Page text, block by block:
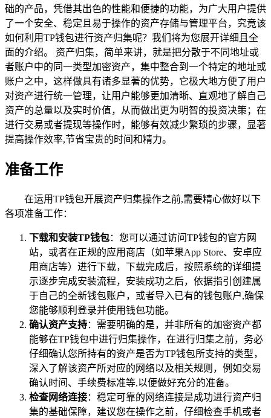
础的产品，凭借其出色的性能和便捷的功能，为广大用户提供
了一个安全、稳定且易于操作的资产存储与管理平台，究竟该
如何利用TP钱包进行资产归集呢？我们将为您展开详细且全
面的介绍。 资产归集，简单来讲，就是把分散于不同地址或
者账户中的同一类型加密资产，集中整合到一个特定的地址或
账户之中，这样做具有诸多显著的优势，它极大地方便了用户
对资产进行统一管理，让用户能够更加清晰、直观地了解自己
资产的总量以及实时价值，从而做出更为明智的投资决策；在
进行交易或者提现等操作时，能够有效减少繁琐的步骤，显著
提高操作效率,节省宝贵的时间和精力。
准备工作
在运用TP钱包开展资产归集操作之前,需要精心做好以下
各项准备工作：
下载和安装TP钱包：您可以通过访问TP钱包的官方网
站，或者在正规的应用商店（如苹果App Store、安卓应
用商店等）进行下载，下载完成后，按照系统的详细提
示逐步完成安装流程，安装成功之后，依据指引创建属
于自己的全新钱包账户，或者导入已有的钱包账户,确保
您能够顺利登录并使用钱包功能。
确认资产支持：需要明确的是，并非所有的加密资产都
能够在TP钱包中进行归集操作，在进行归集之前，务必
仔细确认您所持有的资产是否为TP钱包所支持的类型，
深入了解该资产所对应的网络以及相关规则，例如交易
确认时间、手续费标准等,以便做好充分的准备。
检查网络连接：稳定可靠的网络连接是成功进行资产归
集的基础保障，建议您在操作之前，仔细检查手机或者